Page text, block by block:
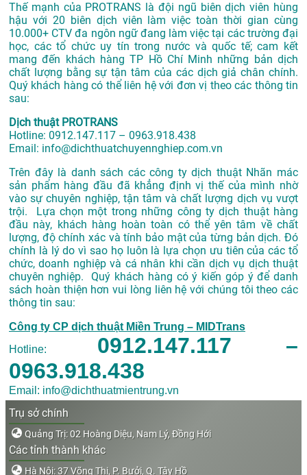
Thế mạnh của PROTRANS là đội ngũ biên dịch viên hùng
hậu với 20 biên dịch viên làm việc toàn thời gian cùng
10.000+ CTV đa ngôn ngữ đang làm việc tại các trường đại
học, các tổ chức uy tín trong nước và quốc tế; cam kết
mang đến khách hàng TP Hồ Chí Minh những bản dịch
chất lượng bằng sự tận tâm của các dịch giả chân chính.
Quý khách hàng có thể liên hệ với đơn vị theo các thông tin
sau:
Dịch thuật PROTRANS
Hotline: 0912.147.117 – 0963.918.438
Email: info@dichthuatchuyennghiep.com.vn
Trên đây là danh sách các công ty dịch thuật Nhãn mác
sản phẩm hàng đầu đã khẳng định vị thế của mình nhờ
vào sự chuyên nghiệp, tận tâm và chất lượng dịch vụ vượt
trội. Lựa chọn một trong những công ty dịch thuật hàng
đầu này, khách hàng hoàn toàn có thể yên tâm về chất
lượng, độ chính xác và tính bảo mật của từng bản dịch. Đó
chính là lý do vì sao họ luôn là lựa chọn ưu tiên của các tổ
chức, doanh nghiệp và cá nhân khi cần dịch vụ dịch thuật
chuyên nghiệp. Quý khách hàng có ý kiến góp ý để danh
sách hoàn thiện hơn vui lòng liên hệ với chúng tôi theo các
thông tin sau:
Công ty CP dịch thuật Miền Trung – MIDTrans
Hotline: 0912.147.117 –
0963.918.438
Email: info@dichthuatmientrung.vn
Trụ sở chính
Quảng Trị: 02 Hoàng Diệu, Nam Lý, Đồng Hới
Các tỉnh thành khác
Hà Nội: 37 Võng Thị, P. Bưởi, Q. Tây Hồ